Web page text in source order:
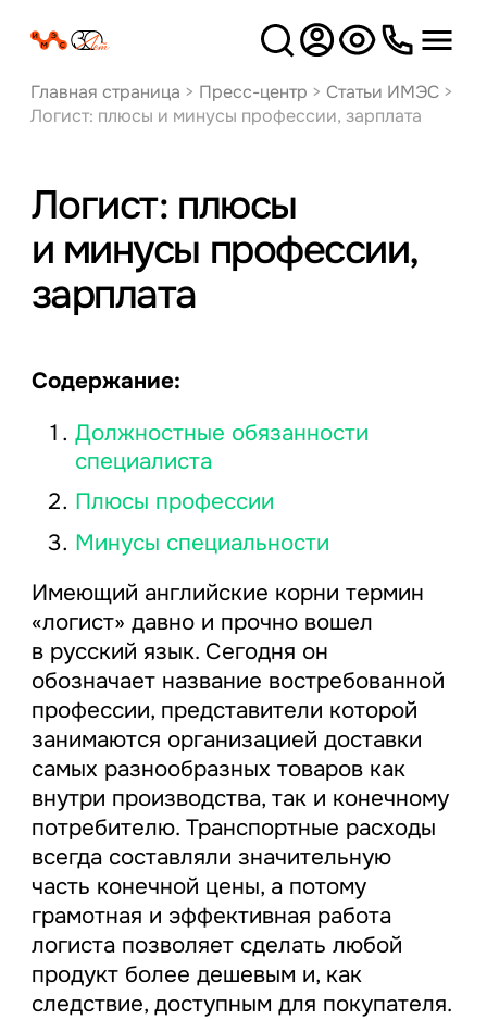
Версия
для слабовидящих
Главная страница > Пресс-центр > Статьи ИМЭС>
Логист: плюсы и минусы профессии, зарплата
Логист: плюсы
и минусы профессии,
зарплата
Содержание:
Должностные обязанности
специалиста
Плюсы профессии
Минусы специальности
Имеющий английские корни термин
«логист» давно и прочно вошел
в русский язык. Сегодня он
обозначает название востребованной
профессии, представители которой
занимаются организацией доставки
самых разнообразных товаров как
внутри производства, так и конечному
потребителю. Транспортные расходы
всегда составляли значительную
часть конечной цены, а потому
грамотная и эффективная работа
логиста позволяет сделать любой
продукт более дешевым и, как
следствие, доступным для покупателя.